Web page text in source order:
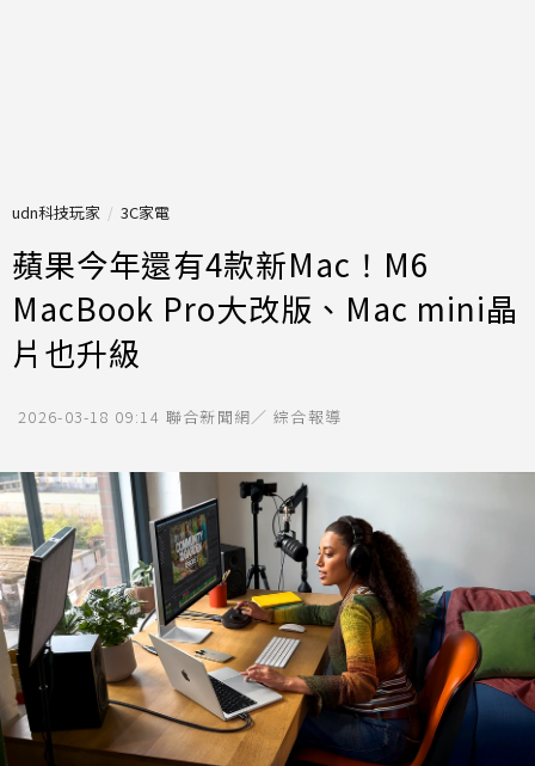
udn科技玩家 3C家電
蘋果今年還有4款新Mac！M6
MacBook Pro大改版、Mac mini晶
片也升級
2026-03-18 09:14 聯合新聞網／ 綜合報導